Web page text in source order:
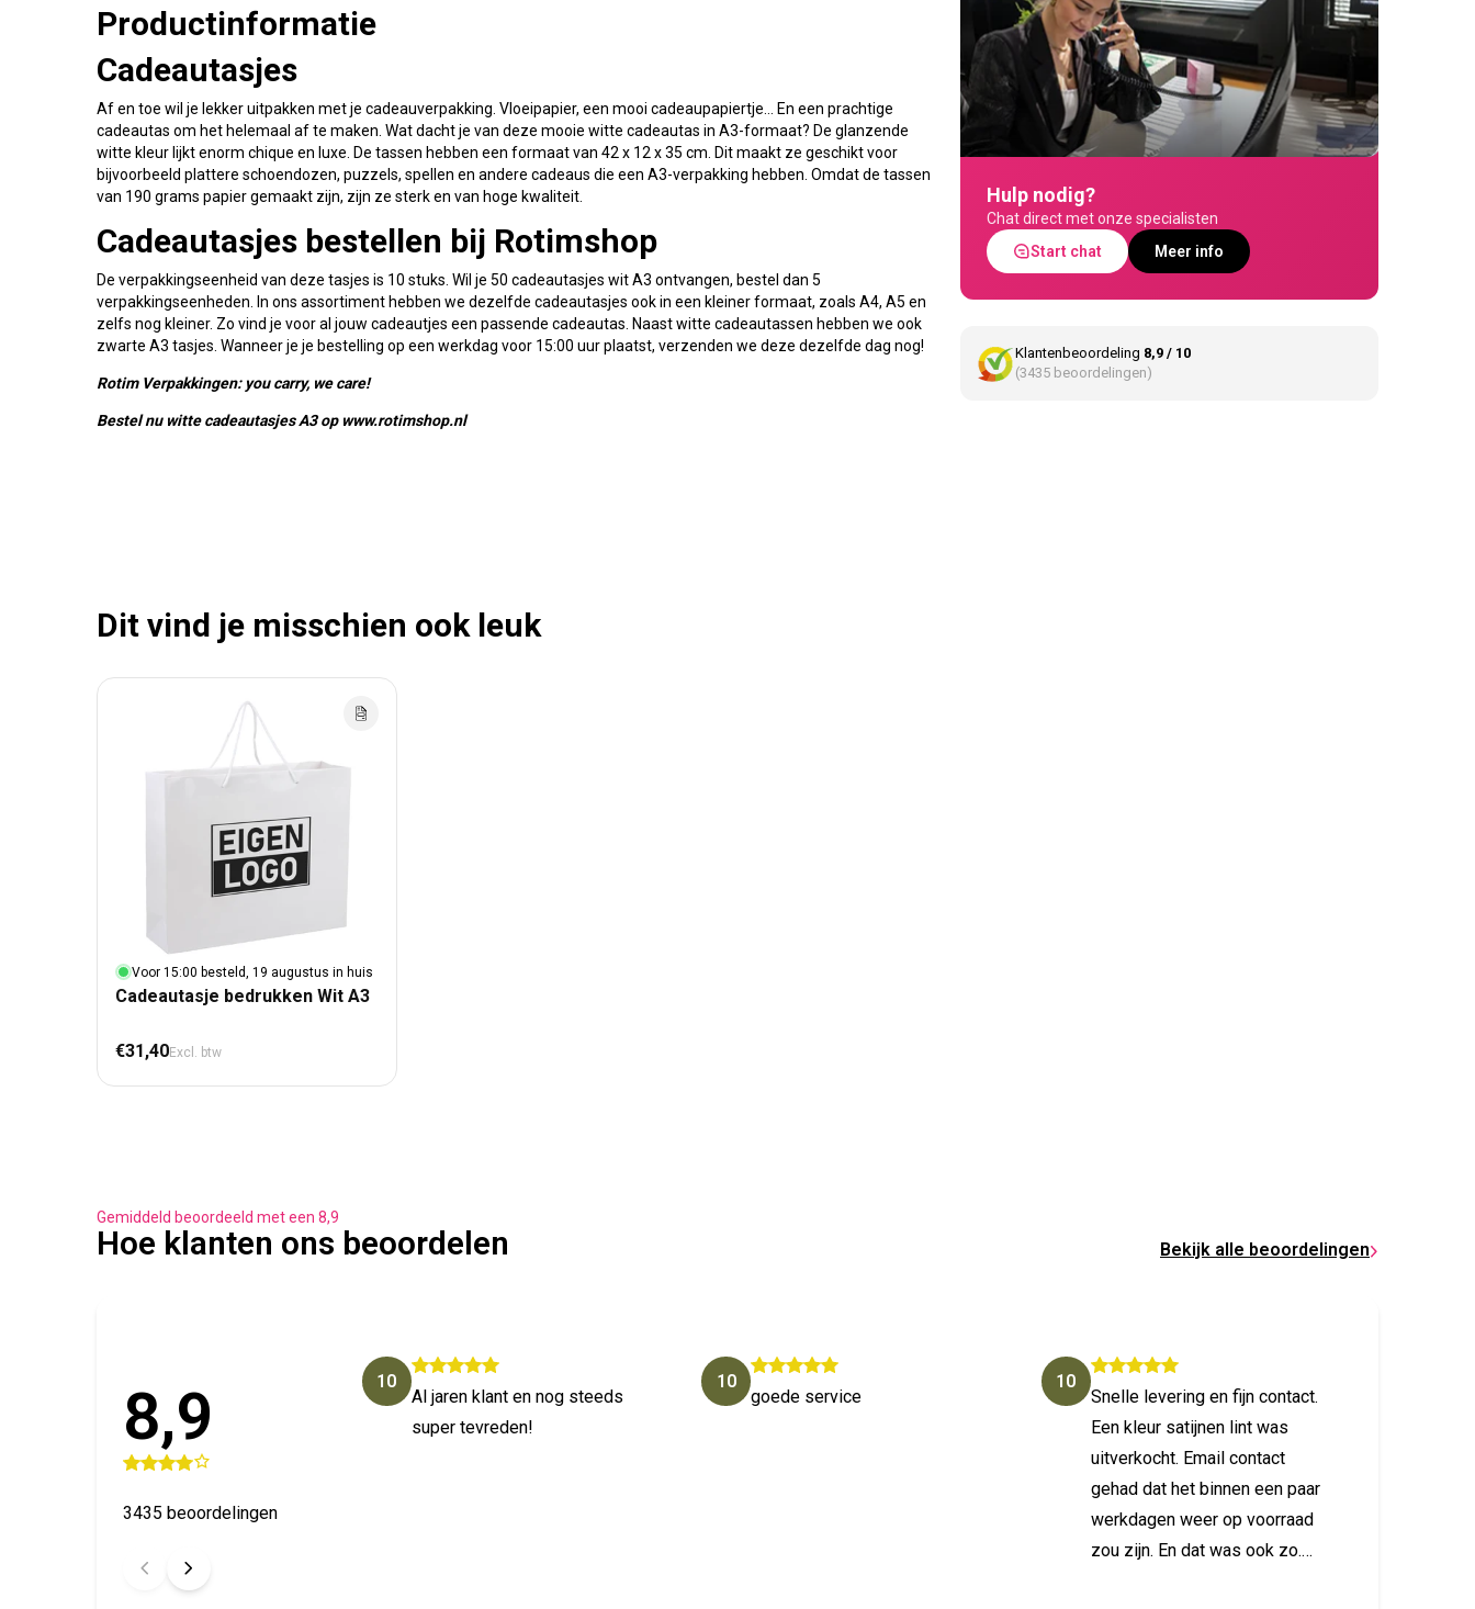
Productinformatie
Cadeautasjes
Af en toe wil je lekker uitpakken met je cadeauverpakking. Vloeipapier, een mooi cadeaupapiertje… En een prachtige
cadeautas om het helemaal af te maken. Wat dacht je van deze mooie witte cadeautas in A3-formaat? De glanzende
witte kleur lijkt enorm chique en luxe. De tassen hebben een formaat van 42 x 12 x 35 cm. Dit maakt ze geschikt voor
bijvoorbeeld plattere schoendozen, puzzels, spellen en andere cadeaus die een A3-verpakking hebben. Omdat de tassen
van 190 grams papier gemaakt zijn, zijn ze sterk en van hoge kwaliteit.
Cadeautasjes bestellen bij Rotimshop
De verpakkingseenheid van deze tasjes is 10 stuks. Wil je 50 cadeautasjes wit A3 ontvangen, bestel dan 5
verpakkingseenheden. In ons assortiment hebben we dezelfde cadeautasjes ook in een kleiner formaat, zoals A4, A5 en
zelfs nog kleiner. Zo vind je voor al jouw cadeautjes een passende cadeautas. Naast witte cadeautassen hebben we ook
zwarte A3 tasjes. Wanneer je je bestelling op een werkdag voor 15:00 uur plaatst, verzenden we deze dezelfde dag nog!
Rotim Verpakkingen: you carry, we care!
Bestel nu witte cadeautasjes A3 op www.rotimshop.nl
Hulp nodig?
Chat direct met onze specialisten
Start chat
Meer info
Klantenbeoordeling 8,9 / 10
(3435 beoordelingen)
Dit vind je misschien ook leuk
Voor 15:00 besteld, 19 augustus in huis
Cadeautasje bedrukken Wit A3
Normale prijs
€31,40Excl. btw
Gemiddeld beoordeeld met een 8,9
Hoe klanten ons beoordelen Bekijk alle beoordelingen
8,9
3435 beoordelingen
10
Al jaren klant en nog steeds
super tevreden!
10
goede service
10
Snelle levering en fijn contact.
Een kleur satijnen lint was
uitverkocht. Email contact
gehad dat het binnen een paar
werkdagen weer op voorraad
zou zijn. En dat was ook zo.